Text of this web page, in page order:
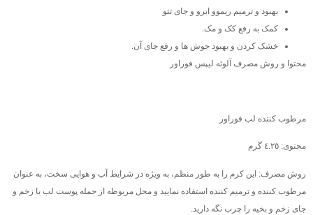
بهبود و ترمیم ریموو ابرو و جای تتو
کمک به رفع کک و مک.
خشک کردن و بهبود جوش ها و رفع جای آن.
محتوا و روش مصرف آلوئه لیپس فوراور
مرطوب کننده لب فوراور
محتوی: ٤.٢٥ گرم
روش مصرف: این کرم را به طور منظم، به ویژه در شرایط آب و هوایی سخت، به عنوان
مرطوب کننده و ترمیم کننده استفاده نمایید و محل مربوطه از جمله پوست لب یا زخم و
جای زخم و بخیه را چرب نگه دارید.